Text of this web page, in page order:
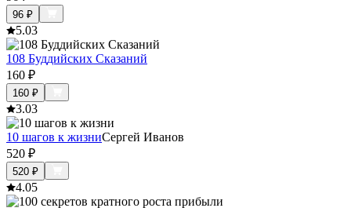
96 ₽
5.03
108 Буддийских Сказаний
160 ₽
160 ₽
3.03
10 шагов к жизниСергей Иванов
520 ₽
520 ₽
4.05